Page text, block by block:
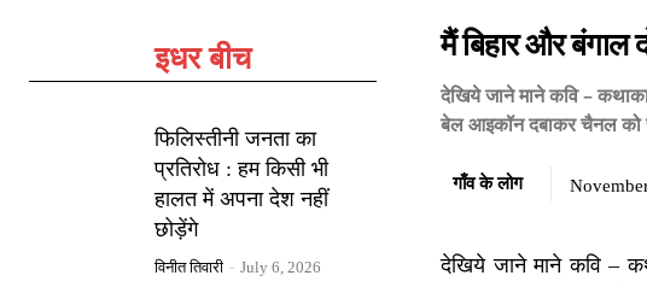
इधर बीच
फिलिस्तीनी जनता का
प्रतिरोध : हम किसी भी
हालत में अपना देश नहीं
छोड़ेंगे
विनीत तिवारी - July 6, 2026
मैं बिहार और बंगाल
देखिये जाने माने कवि –
बेल आइकॉन दबाकर चैनल को
गाँव के लोग
देखिये जाने माने कवि –